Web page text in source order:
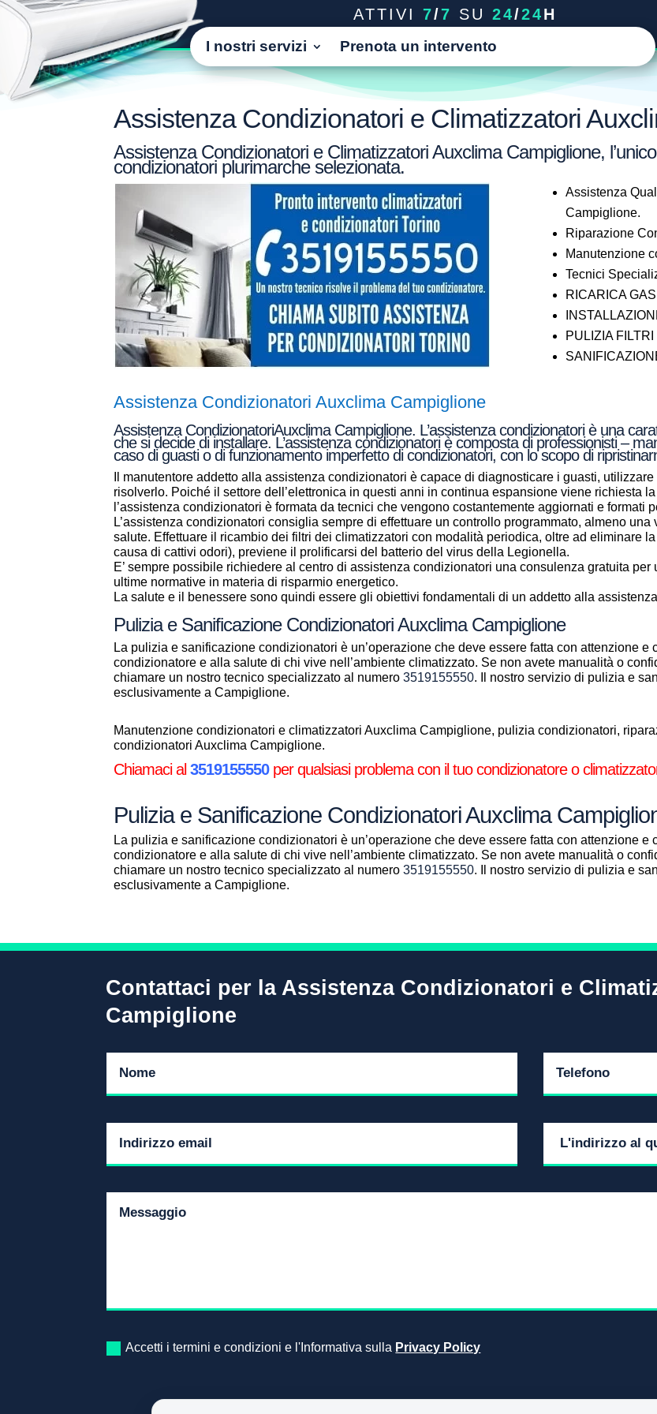
ATTIVI 7/7 SU 24/24H
I nostri servizi Prenota un intervento
Assistenza Condizionatori e Climatizzatori
Assistenza Condizionatori e Climatizzatori Auxclima Campiglione,
condizionatori plurimarche selezionata.
Assistenza
Campiglione.
Riparazione
Manutenzione
Tecnici
RICARICA
PULIZIA
Assistenza Condizionatori Auxclima Campiglione
Assistenza CondizionatoriAuxclima Campiglione. L’assistenza condizionatori è una
che si decide di installare. L’assistenza condizionatori è composta di professionisti –
caso di guasti o di funzionamento imperfetto di condizionatori, con lo scopo di
Il manutentore addetto alla assistenza condizionatori è capace di diagnosticare i guasti,
risolverlo. Poiché il settore dell’elettronica in questi anni in continua espansione viene richiesta
l’assistenza condizionatori è formata da tecnici che vengono costantemente aggiornati e
L’assistenza condizionatori consiglia sempre di effettuare un controllo programmato, almeno
salute. Effettuare il ricambio dei filtri dei climatizzatori con modalità periodica, oltre ad eliminare
causa di cattivi odori), previene il prolificarsi del batterio del virus della Legionella.
E’ sempre possibile richiedere al centro di assistenza condizionatori una consulenza gratuita
ultime normative in materia di risparmio energetico.
La salute e il benessere sono quindi essere gli obiettivi fondamentali di un addetto alla
Pulizia e Sanificazione Condizionatori Auxclima Campiglione
La pulizia e sanificazione condizionatori è un’operazione che deve essere fatta con attenzione e
condizionatore e alla salute di chi vive nell’ambiente climatizzato. Se non avete manualità o
chiamare un nostro tecnico specializzato al numero3519155550. Il nostro servizio di pulizia e
esclusivamente a Campiglione.
Manutenzione condizionatori e climatizzatori Auxclima Campiglione, pulizia condizionatori,
condizionatori Auxclima Campiglione.
Chiamaci al3519155550per qualsiasi problema con il tuo condizionatore o
Pulizia e Sanificazione Condizionatori Auxclima
La pulizia e sanificazione condizionatori è un’operazione che deve essere fatta con attenzione e
condizionatore e alla salute di chi vive nell’ambiente climatizzato. Se non avete manualità o
chiamare un nostro tecnico specializzato al numero3519155550. Il nostro servizio di pulizia e
esclusivamente a Campiglione.
Contattaci per la Assistenza Condizionatori e
Campiglione
Accetti i termini e condizioni e l'Informativa sulla Privacy Policy